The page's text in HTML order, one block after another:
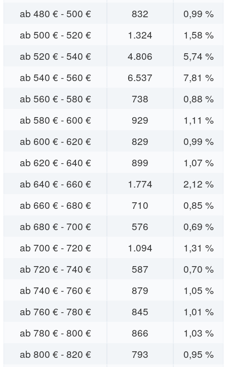
ab 480 € - 500 € 832
0,99 %
ab 500 € - 520 €
1.324
1,58 %
ab 520 € - 540 €
4.806
5,74 %
ab 540 € - 560 €
6.537
7,81 %
ab 560 € - 580 €
738
0,88 %
ab 580 € - 600 €
929
1,11 %
ab 600 € - 620 €
829
0,99 %
ab 620 € - 640 €
899
1,07 %
ab 640 € - 660 €
1.774
2,12 %
ab 660 € - 680 €
710
0,85 %
ab 680 € - 700 €
576
0,69 %
ab 700 € - 720 €
1.094
1,31 %
ab 720 € - 740 €
587
0,70 %
ab 740 € - 760 €
879
1,05 %
ab 760 € - 780 €
845
1,01 %
ab 780 € - 800 €
866
1,03 %
ab 800 € - 820 €
793
0,95 %